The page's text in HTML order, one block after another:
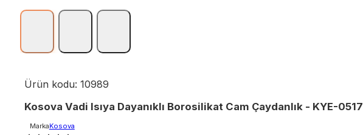
Ürün kodu: 10989
Kosova Vadi Isıya Dayanıklı Borosilikat Cam Çaydanlık - KYE-0517
MarkaKosova